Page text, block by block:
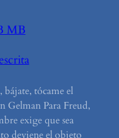
MB
tócame el
Gelman Para Freud,
exige que sea
deviene el objeto